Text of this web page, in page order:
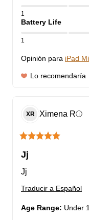
1
Battery Life
1
Opinión para iPad
Lo recomendaría
XR Ximena Rⓘ
Jj
Jj
Traducir a Español
Age Range: Under